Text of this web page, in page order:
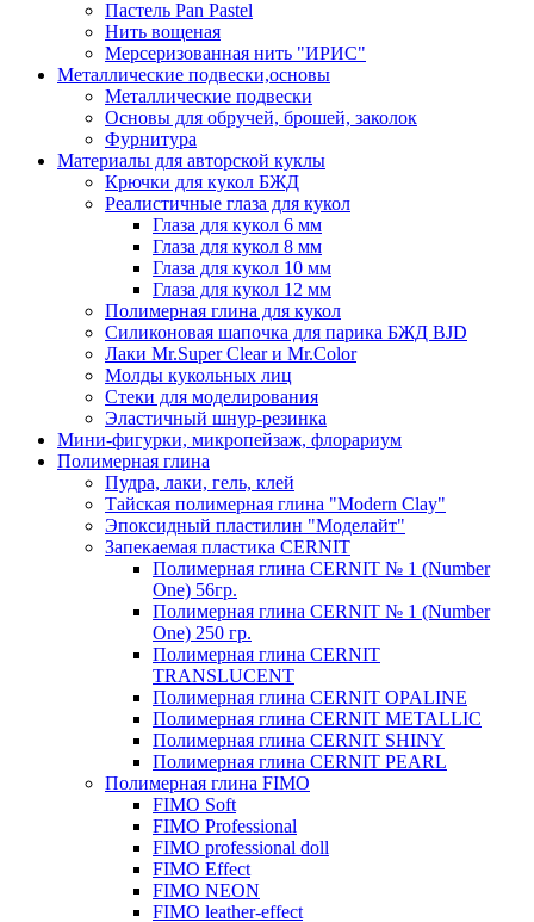
Пастель Pan Pastel
Нить вощеная
Мерсеризованная нить "ИРИС"
Металлические подвески,основы
Металлические подвески
Основы для обручей, брошей, заколок
Фурнитура
Материалы для авторской куклы
Крючки для кукол БЖД
Реалистичные глаза для кукол
Глаза для кукол 6 мм
Глаза для кукол 8 мм
Глаза для кукол 10 мм
Глаза для кукол 12 мм
Полимерная глина для кукол
Силиконовая шапочка для парика БЖД BJD
Лаки Mr.Super Clear и Mr.Color
Молды кукольных лиц
Стеки для моделирования
Эластичный шнур-резинка
Мини-фигурки, микропейзаж, флорариум
Полимерная глина
Пудра, лаки, гель, клей
Тайская полимерная глина "Modern Clay"
Эпоксидный пластилин "Моделайт"
Запекаемая пластика CERNIT
Полимерная глина CERNIT № 1 (Number
One) 56гр.
Полимерная глина CERNIT № 1 (Number
One) 250 гр.
Полимерная глина CERNIT
TRANSLUCENT
Полимерная глина CERNIT OPALINE
Полимерная глина CERNIT METALLIC
Полимерная глина CERNIT SHINY
Полимерная глина CERNIT PEARL
Полимерная глина FIMO
FIMO Soft
FIMO Professional
FIMO professional doll
FIMO Effect
FIMO NEON
FIMO leather-effect